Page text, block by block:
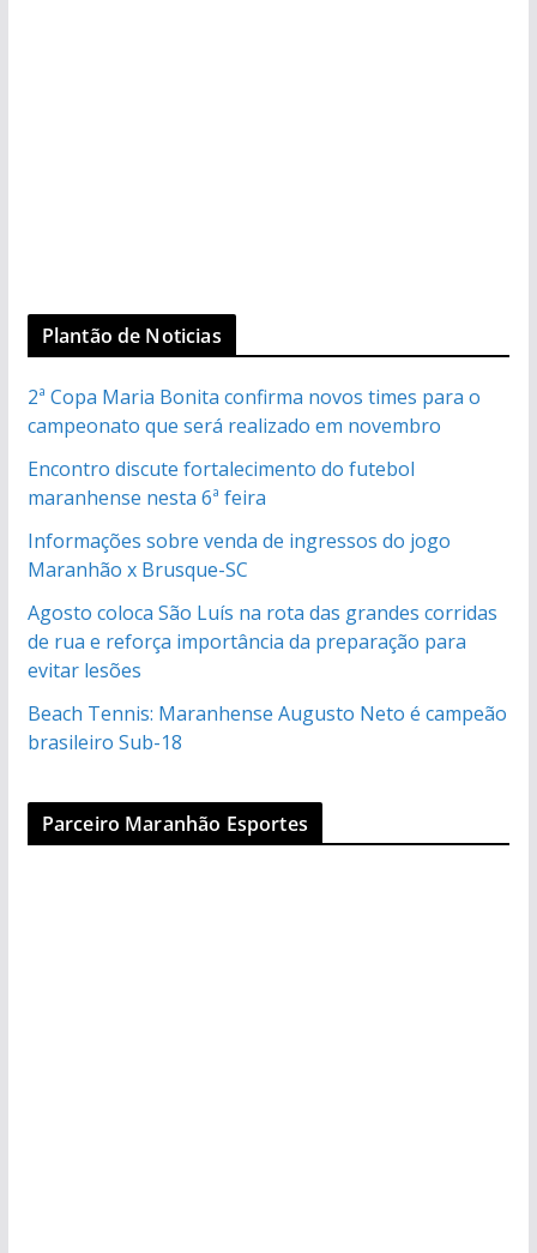
Plantão de Noticias
2ª Copa Maria Bonita confirma novos times para o
campeonato que será realizado em novembro
Encontro discute fortalecimento do futebol
maranhense nesta 6ª feira
Informações sobre venda de ingressos do jogo
Maranhão x Brusque-SC
Agosto coloca São Luís na rota das grandes corridas
de rua e reforça importância da preparação para
evitar lesões
Beach Tennis: Maranhense Augusto Neto é campeão
brasileiro Sub-18
Parceiro Maranhão Esportes